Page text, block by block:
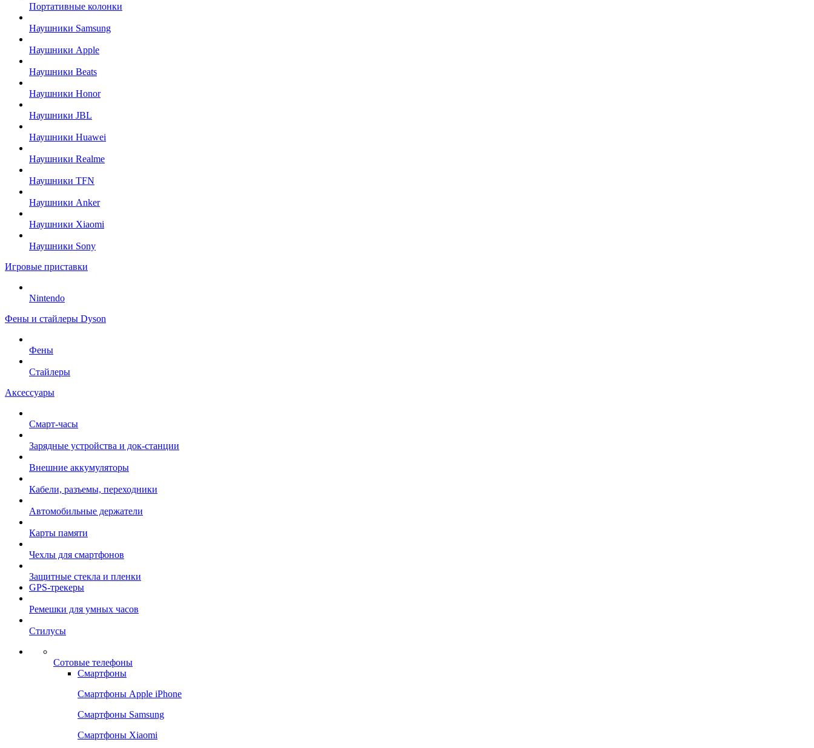
Портативные колонки
Наушники Samsung
Наушники Apple
Наушники Beats
Наушники Honor
Наушники JBL
Наушники Huawei
Наушники Realme
Наушники TFN
Наушники Anker
Наушники Xiaomi
Наушники Sony
Игровые приставки
Nintendo
Фены и стайлеры Dyson
Фены
Стайлеры
Аксессуары
Смарт-часы
Зарядные устройства и док-станции
Внешние аккумуляторы
Кабели, разъемы, переходники
Автомобильные держатели
Карты памяти
Чехлы для смартфонов
Защитные стекла и пленки
GPS-трекеры
Ремешки для умных часов
Стилусы
Сотовые телефоны
Смартфоны
Смартфоны Apple iPhone
Смартфоны Samsung
Смартфоны Xiaomi